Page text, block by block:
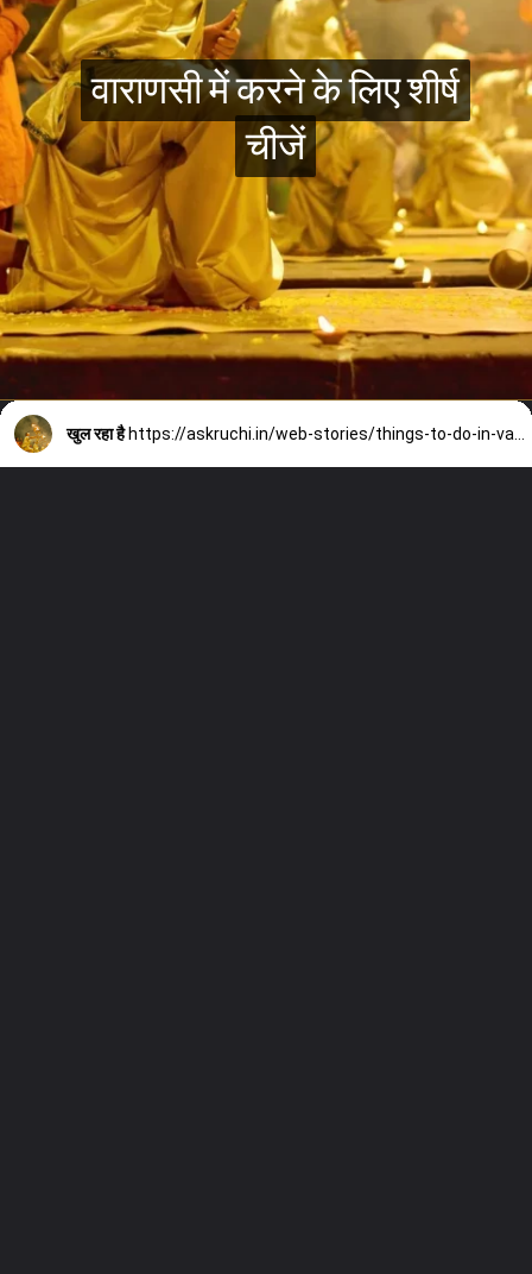
वाराणसी में करने के लिए शीर्ष
चीजें
वाराणसी में करने के लिए शीर्ष
चीजें
खुल रहा है https://askruchi.in/web-stories/things-to-do-in-varanasi-2/